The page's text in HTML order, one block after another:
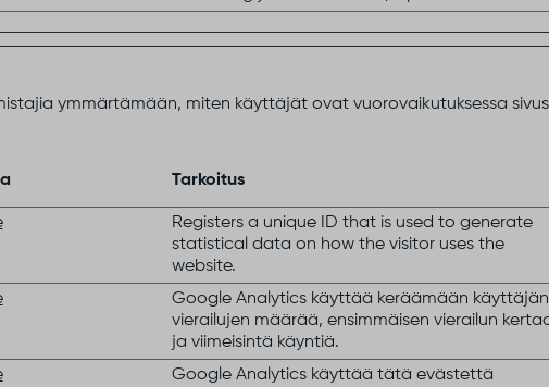
ymmärtämään, miten käyttäjät ovat vuorovaikutuksessa
Tarkoitus
Registers a unique ID that is used to generate
statistical data on how the visitor uses the
website.
Google Analytics käyttää keräämään käyttäjän
vierailujen määrää, ensimmäisen vierailun
ja viimeisintä käyntiä.
Google Analytics käyttää tätä evästettä